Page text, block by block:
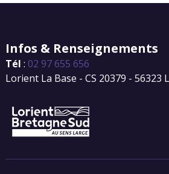
Infos & Renseignements
Tél : 02 97 655 656
Lorient La Base - CS 20379 - 56323